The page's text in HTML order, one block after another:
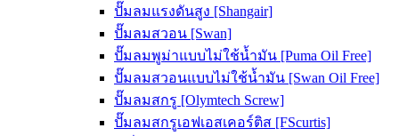
ปั๊มลมแรงดันสูง [Shangair]
ปั๊มลมสวอน [Swan]
ปั๊มลมพูม่าแบบไม่ใช้น้ำมัน [Puma Oil Free]
ปั๊มลมสวอนแบบไม่ใช้น้ำมัน [Swan Oil Free]
ปั๊มลมสกรู [Olymtech Screw]
ปั๊มลมสกรูเอฟเอสเคอร์ติส [FScurtis]